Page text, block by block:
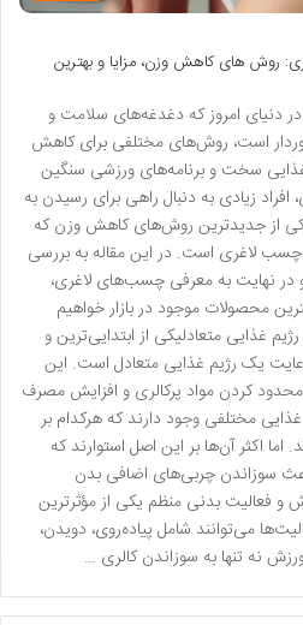
روش های کاهش وزن، مزایا و بهترین
دنیای امروز که دغدغه‌های سلامت و
است، روش‌های مختلفی برای کاهش
سخت و برنامه‌های ورزشی سنگین
زیادی به دنبال راهی برای رسیدن به
از جدیدترین روش‌های کاهش وزن که
چسب لاغری است. در این مقاله به بررسی
نهایت به معرفی چسب‌های لاغری،
محصولات موجود در بازار خواهیم
غذایی متعادلیکی از ابتدایی‌ترین و
یک رژیم غذایی متعادل است. این
کردن مواد پرکالری و افزایش مصرف
مختلفی وجود دارند که هرکدام بر
اکثر آن‌ها بر این اصل استوارند که
سوزاندن چربی‌های اضافی بدن
فعالیت بدنی منظم یکی از مؤثرترین
می‌توانند شامل پیاده‌روی، دویدن،
نه تنها به سوزاندن کالری …